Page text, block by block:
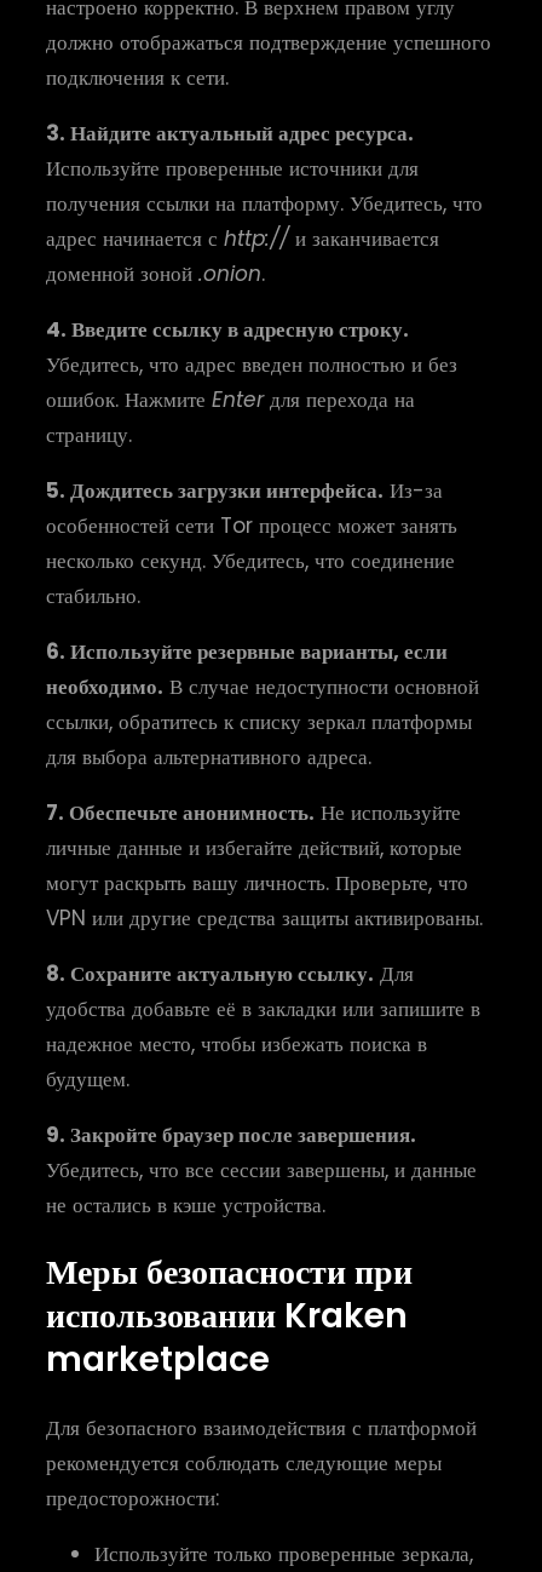
настроено корректно. В верхнем правом углу
должно отображаться подтверждение успешного
подключения к сети.
3. Найдите актуальный адрес ресурса.
Используйте проверенные источники для
получения ссылки на платформу. Убедитесь, что
адрес начинается с http:// и заканчивается
доменной зоной .onion.
4. Введите ссылку в адресную строку.
Убедитесь, что адрес введен полностью и без
ошибок. Нажмите Enterдля перехода на
страницу.
5. Дождитесь загрузки интерфейса. Из-за
особенностей сети Tor процесс может занять
несколько секунд. Убедитесь, что соединение
стабильно.
6. Используйте резервные варианты, если
необходимо. В случае недоступности основной
ссылки, обратитесь к списку зеркал платформы
для выбора альтернативного адреса.
7. Обеспечьте анонимность. Не используйте
личные данные и избегайте действий, которые
могут раскрыть вашу личность. Проверьте, что
VPN или другие средства защиты активированы.
8. Сохраните актуальную ссылку. Для
удобства добавьте её в закладки или запишите в
надежное место, чтобы избежать поиска в
будущем.
9. Закройте браузер после завершения.
Убедитесь, что все сессии завершены, и данные
не остались в кэше устройства.
Меры безопасности при
использовании Kraken
marketplace
Для безопасного взаимодействия с платформой
рекомендуется соблюдать следующие меры
предосторожности:
Используйте только проверенные зеркала,